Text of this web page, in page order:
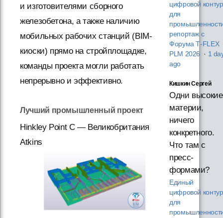
и изготовителями сборного
железобетона, а также наличию
мобильных рабочих станций (BIM-
киоски) прямо на стройплощадке,
команды проекта могли работать
непрерывно и эффективно.
Лучший промышленный проект
Hinkley Point C — Великобритания
Atkins
цифровой контур
для
репортаж с
Форума T‑FLEX
PLM 2026 · 1
ago
Кишкин Сергей
Одни высокие
материи,
ничего
конкретного.
Что там с
пресс-
формами?
Единый
цифровой контур
для